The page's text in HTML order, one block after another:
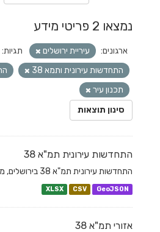
נמצאו 2 פריטי מידע
ארגונים: עיריית ירושלים
תגיות:
התחדשות עירונית ותמא 38
תכנון עיר
סינון תוצאות
התחדשות עירונית תמ"א 38
התחדשות עירונית תמ"א 38 בירושלים, מעודכן לאוקטובר 2023.
XLSX CSV GeoJSON
אזורי תמ"א 38